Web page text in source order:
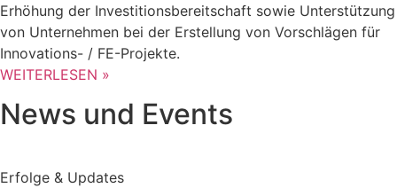
Erhöhung der Investitionsbereitschaft sowie Unterstützung
von Unternehmen bei der Erstellung von Vorschlägen für
Innovations- / FE-Projekte.
WEITERLESEN »
News und Events
Erfolge & Updates